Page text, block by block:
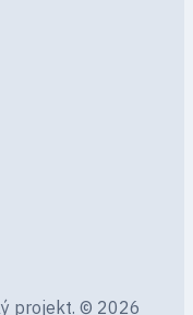
projekt. © 2026